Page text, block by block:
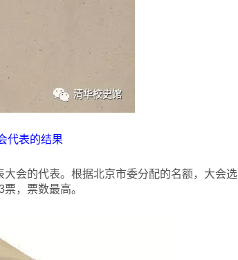
代表的结果
会的代表。根据北京市委分配的名额，大会选
，票数最高。